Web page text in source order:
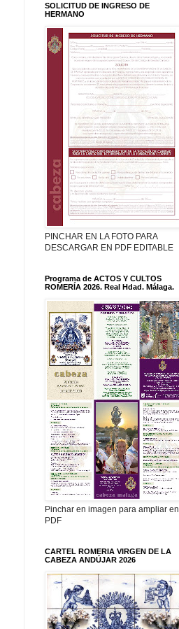
SOLICITUD DE INGRESO DE
HERMANO
PINCHAR EN LA FOTO PARA
DESCARGAR EN PDF EDITABLE
Programa de ACTOS Y CULTOS
ROMERÍA 2026. Real Hdad. Málaga.
Pinchar en imagen para ampliar en
PDF
CARTEL ROMERIA VIRGEN DE LA
CABEZA ANDÚJAR 2026